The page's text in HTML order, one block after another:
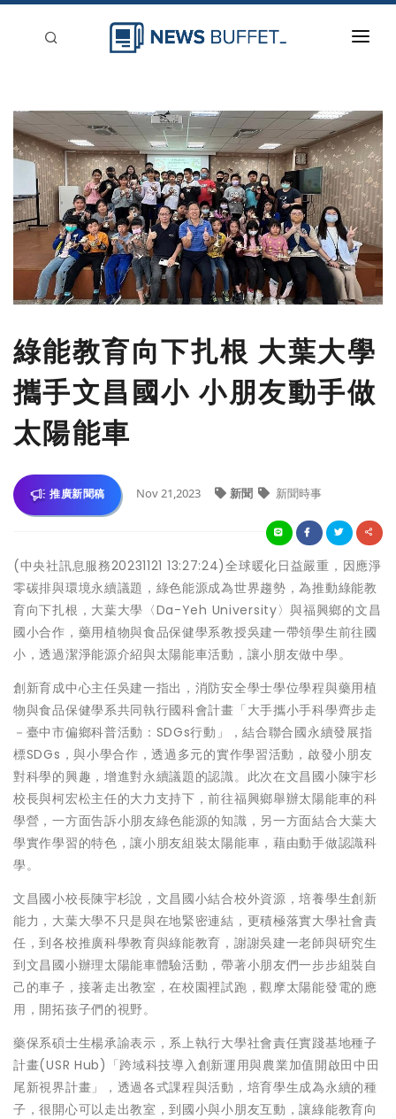
新聞稿分類
登入
刊登
綠能教育向下扎根 大葉大學
攜手文昌國小 小朋友動手做
太陽能車
推廣新聞稿 Nov 21,2023 新聞 新聞時事
(中央社訊息服務20231121 13:27:24)全球暖化日益嚴重，因應淨
零碳排與環境永續議題，綠色能源成為世界趨勢，為推動綠能教
育向下扎根，大葉大學〈Da-Yeh University〉與福興鄉的文昌
國小合作，藥用植物與食品保健學系教授吳建一帶領學生前往國
小，透過潔淨能源介紹與太陽能車活動，讓小朋友做中學。
創新育成中心主任吳建一指出，消防安全學士學位學程與藥用植
物與食品保健學系共同執行國科會計畫「大手攜小手科學齊步走
－臺中市偏鄉科普活動：SDGs行動」，結合聯合國永續發展指
標SDGs，與小學合作，透過多元的實作學習活動，啟發小朋友
對科學的興趣，增進對永續議題的認識。此次在文昌國小陳宇杉
校長與柯宏松主任的大力支持下，前往福興鄉舉辦太陽能車的科
學營，一方面告訴小朋友綠色能源的知識，另一方面結合大葉大
學實作學習的特色，讓小朋友組裝太陽能車，藉由動手做認識科
學。
文昌國小校長陳宇杉說，文昌國小結合校外資源，培養學生創新
能力，大葉大學不只是與在地緊密連結，更積極落實大學社會責
任，到各校推廣科學教育與綠能教育，謝謝吳建一老師與研究生
到文昌國小辦理太陽能車體驗活動，帶著小朋友們一步步組裝自
己的車子，接著走出教室，在校園裡試跑，觀摩太陽能發電的應
用，開拓孩子們的視野。
藥保系碩士生楊承諭表示，系上執行大學社會責任實踐基地種子
計畫(USR Hub)「跨域科技導入創新運用與農業加值開啟田中田
尾新視界計畫」，透過各式課程與活動，培育學生成為永續的種
子，很開心可以走出教室，到國小與小朋友互動，讓綠能教育向